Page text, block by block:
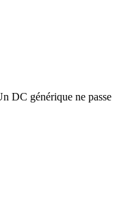
DC générique ne passe